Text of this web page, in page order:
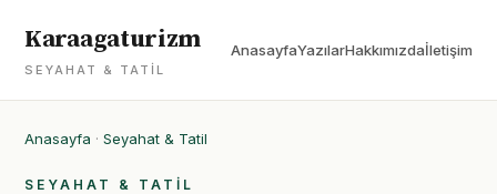
Karaagaturizm
SEYAHAT & TATIL
AnasayfaYazılarHakkımızdaİletişim
Anasayfa · Seyahat & Tatil
SEYAHAT & TATIL